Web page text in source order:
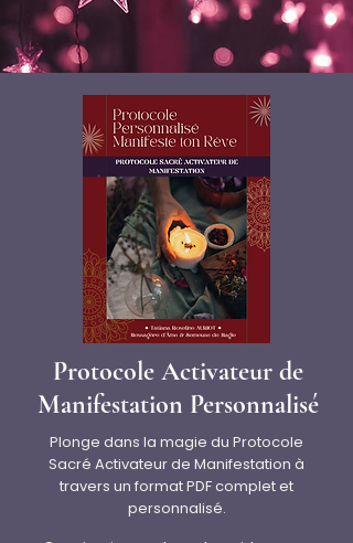
Protocole Activateur de
Manifestation Personnalisé
Plonge dans la magie du Protocole
Sacré Activateur de Manifestation à
travers un format PDF complet et
personnalisé.